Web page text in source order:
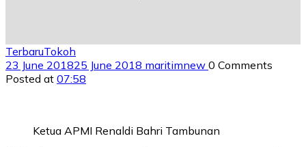
TerbaruTokoh
23 June 201825 June 2018 maritimnew 0 Comments
Posted at 07:58
Ketua APMI Renaldi Bahri Tambunan